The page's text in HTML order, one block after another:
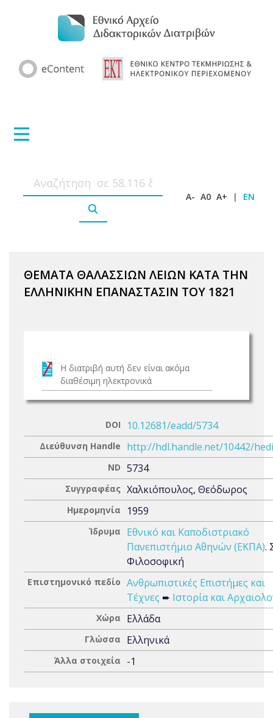
A- A0 A+ | EN
ΘΕΜΑΤΑ ΘΑΛΑΣΣΙΩΝ ΛΕΙΩΝ ΚΑΤΑ ΤΗΝ
ΕΛΛΗΝΙΚΗΝ ΕΠΑΝΑΣΤΑΣΙΝ ΤΟΥ 1821
Η διατριβή αυτή δεν είναι ακόμα
διαθέσιμη ηλεκτρονικά
DOI 10.12681/eadd/5734
Διεύθυνση Handle http://hdl.handle.net/10442/
ND 5734
Συγγραφέας Χαλκιόπουλος, Θεόδωρος
Ημερομηνία 1959
Ίδρυμα
Εθνικό και Καποδιστριακό
Πανεπιστήμιο Αθηνών (ΕΚΠΑ).
Φιλοσοφική
Επιστημονικό πεδίο Ανθρωπιστικές Επιστήμες και
Τέχνες ➨ Ιστορία και
Χώρα Ελλάδα
Γλώσσα Ελληνικά
Άλλα στοιχεία -1